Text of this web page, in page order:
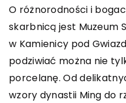
O różnorodności i
skarbnicą jest Muzeum
w Kamienicy pod
podziwiać można nie
porcelanę. Od
wzory dynastii Ming do